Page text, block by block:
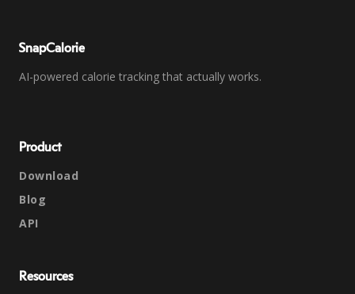
SnapCalorie
AI-powered calorie tracking that actually works.
Product
Download
Blog
API
Resources